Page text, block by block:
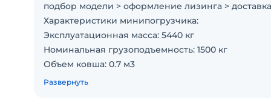
подбор модели > оформление лизинга >
Характеристики минипогрузчика:
Эксплуатационная масса: 5440 кг
Номинальная грузоподъемность: 1500 кг
Объем ковша: 0.7 м3
Опрокидывающая нагрузка: 3569 кг
Развернуть